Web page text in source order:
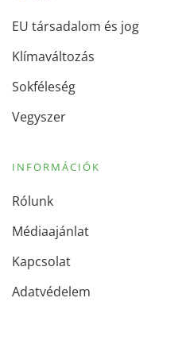
EU társadalom és jog
Klímaváltozás
Sokféleség
Vegyszer
INFORMÁCIÓK
Rólunk
Médiaajánlat
Kapcsolat
Adatvédelem